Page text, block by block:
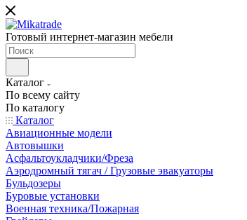
Готовый интернет-магазин мебели
Каталог
По всему сайту
По каталогу
Каталог
Авиационные модели
Автовышки
Асфальтоукладчики/Фреза
Аэродромный тягач / Грузовые эвакуаторы
Бульдозеры
Буровые установки
Военная техника/Пожарная